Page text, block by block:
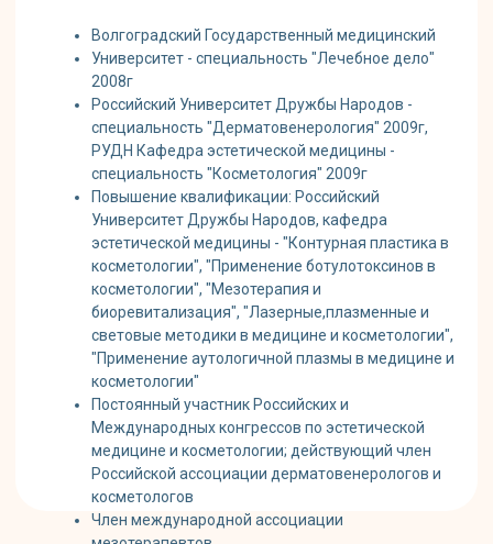
мезотерапевтов
Специалист по генетическому тестированию и
превентивной медицине